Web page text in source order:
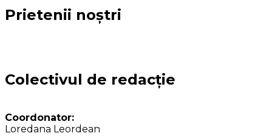
Prietenii noștri
Colectivul de redacție
Coordonator:
Loredana Leordean